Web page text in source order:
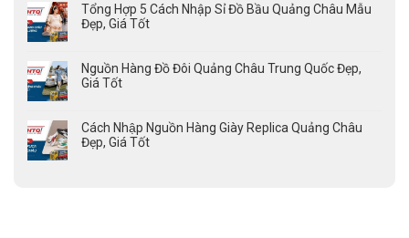
Tổng Hợp 5 Cách Nhập Sỉ Đồ Bầu Quảng Châu Mẫu
Đẹp, Giá Tốt
Nguồn Hàng Đồ Đôi Quảng Châu Trung Quốc Đẹp,
Giá Tốt
Cách Nhập Nguồn Hàng Giày Replica Quảng Châu
Đẹp, Giá Tốt